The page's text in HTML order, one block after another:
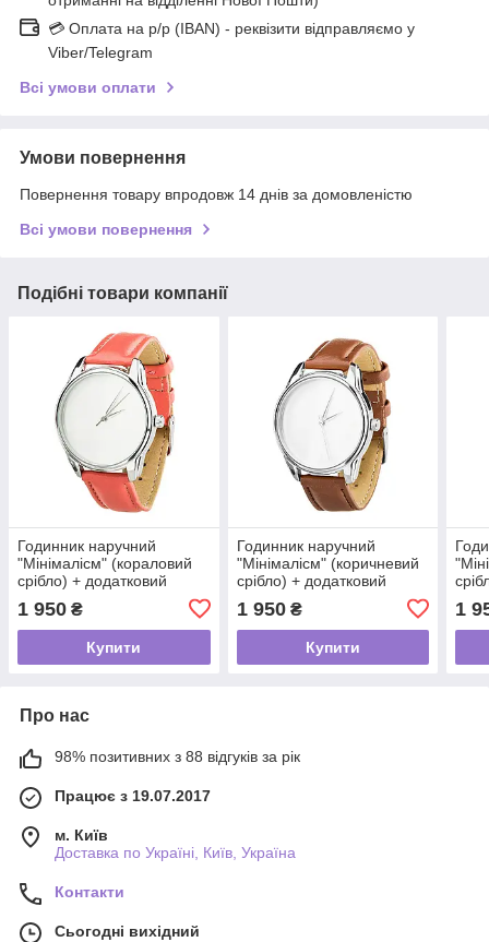
💳 Оплата на р/р (IBAN) - реквізити відправляємо у
Viber/Telegram
Всі умови оплати
Умови повернення
Повернення товару впродовж 14 днів за домовленістю
Всі умови повернення
Подібні товари компанії
Годинник наручний
"Мінімалісм" (кораловий
срібло) + додатковий
1 950 ₴
Купити
Годинник наручний
"Мінімалісм" (коричневий
срібло) + додатковий
1 950₴
Купити
1
Про нас
98% позитивних з 88 відгуків за рік
Працює з 19.07.2017
м. Київ
Доставка по Україні, Київ, Україна
Контакти
Сьогодні вихідний